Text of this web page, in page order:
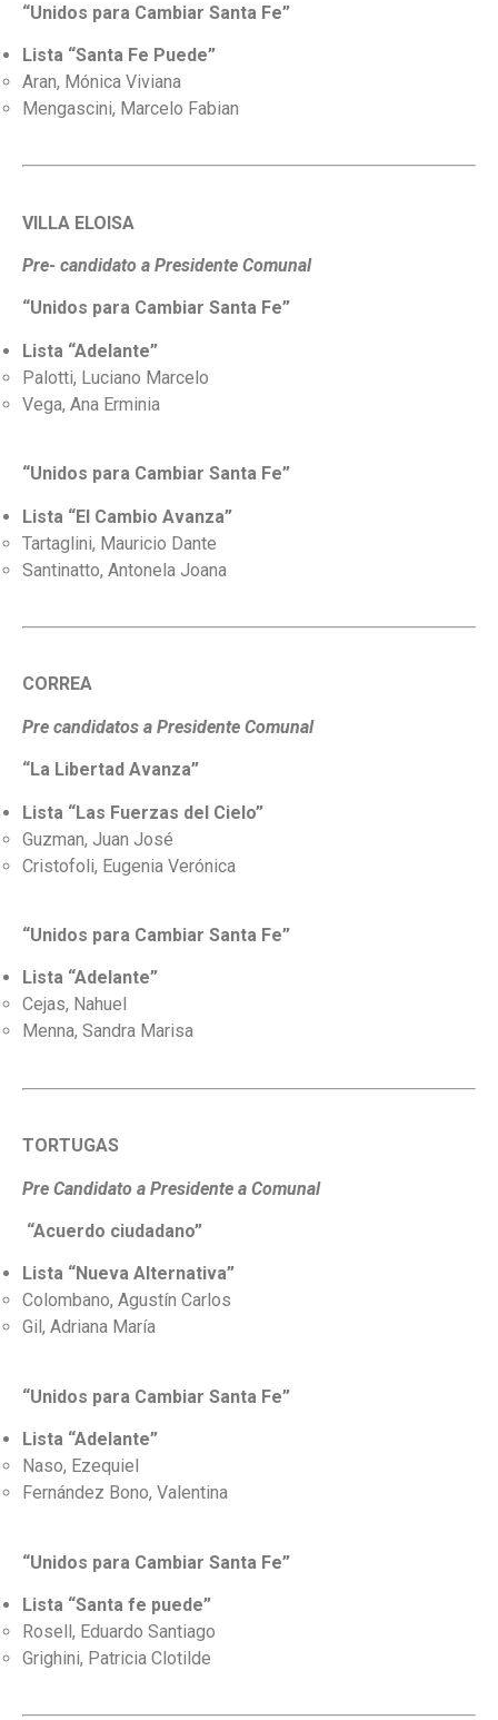
“Unidos para Cambiar Santa Fe”
Lista “Santa Fe Puede”
Aran, Mónica Viviana
Mengascini, Marcelo Fabian
VILLA ELOISA
Pre- candidato a Presidente Comunal
“Unidos para Cambiar Santa Fe”
Lista “Adelante”
Palotti, Luciano Marcelo
Vega, Ana Erminia
“Unidos para Cambiar Santa Fe”
Lista “El Cambio Avanza”
Tartaglini, Mauricio Dante
Santinatto, Antonela Joana
CORREA
Pre candidatos a Presidente Comunal
“La Libertad Avanza”
Lista “Las Fuerzas del Cielo”
Guzman, Juan José
Cristofoli, Eugenia Verónica
“Unidos para Cambiar Santa Fe”
Lista “Adelante”
Cejas, Nahuel
Menna, Sandra Marisa
TORTUGAS
Pre Candidato a Presidente a Comunal
“Acuerdo ciudadano”
Lista “Nueva Alternativa”
Colombano, Agustín Carlos
Gil, Adriana María
“Unidos para Cambiar Santa Fe”
Lista “Adelante”
Naso, Ezequiel
Fernández Bono, Valentina
“Unidos para Cambiar Santa Fe”
Lista “Santa fe puede”
Rosell, Eduardo Santiago
Grighini, Patricia Clotilde